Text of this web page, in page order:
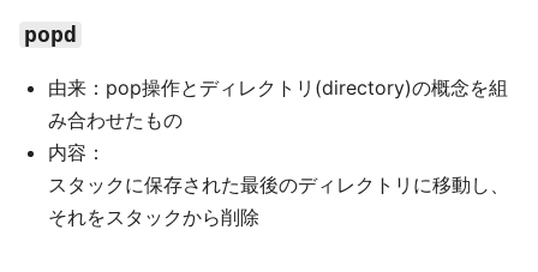
popd
由来：pop操作とディレクトリ(directory)の概念を組
み合わせたもの
内容：
スタックに保存された最後のディレクトリに移動し、
それをスタックから削除